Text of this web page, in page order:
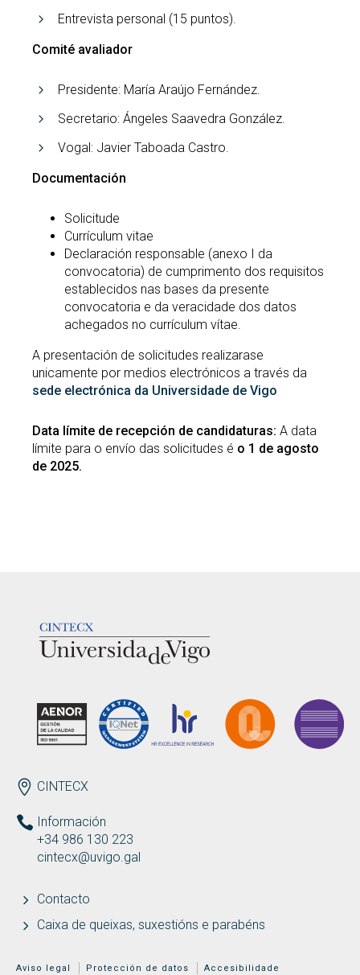
Entrevista personal (15 puntos).
Comité avaliador
Presidente: María Araújo Fernández.
Secretario: Ángeles Saavedra González.
Vogal: Javier Taboada Castro.
Documentación
Solicitude
Currículum vitae
Declaración responsable (anexo I da
convocatoria) de cumprimento dos requisitos
establecidos nas bases da presente
convocatoria e da veracidade dos datos
achegados no currículum vítae.
A presentación de solicitudes realizarase
unicamente por medios electrónicos a través da
sede electrónica da Universidade de Vigo
Data límite de recepción de candidaturas: A data
límite para o envío das solicitudes é o 1 de agosto
de 2025.
ENDEREZO
CINTECX
Información
+34 986 130 223
cintecx@uvigo.gal
Contacto
Caixa de queixas, suxestións e parabéns
MENÚ ADICIONAL
Aviso legal Protección de datos Accesibilidade